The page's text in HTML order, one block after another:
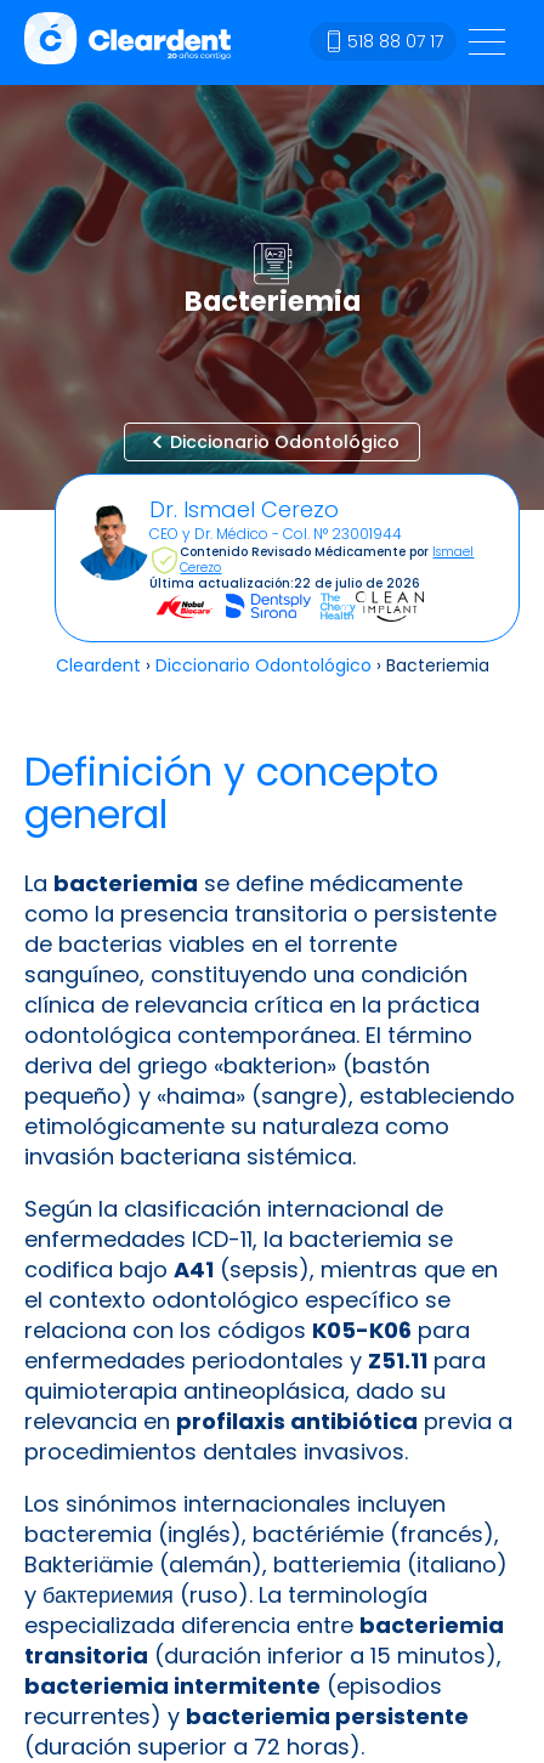
518 88 07 17
Bacteriemia
Diccionario Odontológico
Dr. Ismael Cerezo
CEO y Dr. Médico - Col. N° 23001944
Contenido Revisado Médicamente por Ismael
Cerezo
Última actualización:22 de julio de 2026
Cleardent › Diccionario Odontológico › Bacteriemia
Definición y concepto
general
La bacteriemia se define médicamente
como la presencia transitoria o persistente
de bacterias viables en el torrente
sanguíneo, constituyendo una condición
clínica de relevancia crítica en la práctica
odontológica contemporánea. El término
deriva del griego «bakterion» (bastón
pequeño) y «haima» (sangre), estableciendo
etimológicamente su naturaleza como
invasión bacteriana sistémica.
Según la clasificación internacional de
enfermedades ICD-11, la bacteriemia se
codifica bajo A41 (sepsis), mientras que en
el contexto odontológico específico se
relaciona con los códigos K05-K06 para
enfermedades periodontales y Z51.11 para
quimioterapia antineoplásica, dado su
relevancia en profilaxis antibiótica previa a
procedimientos dentales invasivos.
Los sinónimos internacionales incluyen
bacteremia (inglés), bactériémie (francés),
Bakteriämie (alemán), batteriemia (italiano)
y бактериемия (ruso). La terminología
especializada diferencia entre bacteriemia
transitoria (duración inferior a 15 minutos),
bacteriemia intermitente (episodios
recurrentes) y bacteriemia persistente
(duración superior a 72 horas).